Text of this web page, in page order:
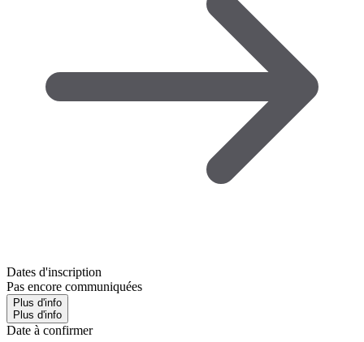
Dates d'inscription
Pas encore communiquées
Plus d'info
Plus d'info
Date à confirmer